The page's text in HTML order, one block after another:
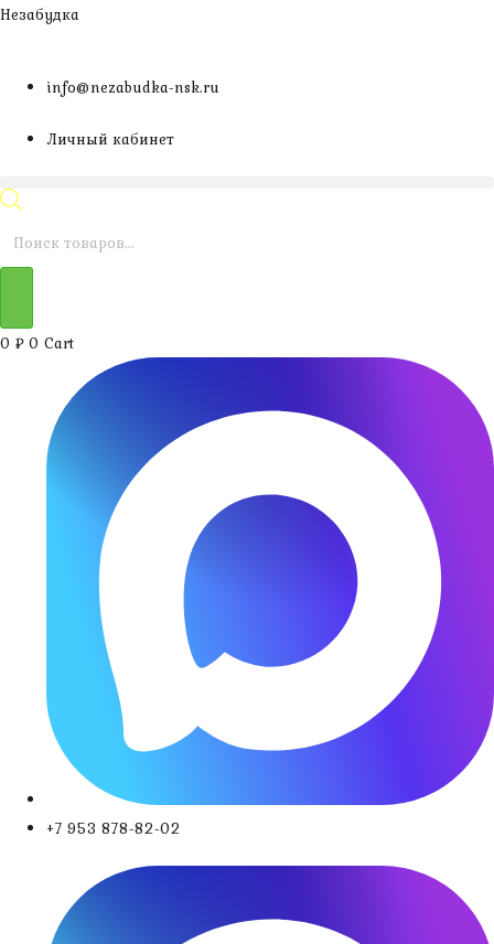
Перейти
Незабудка
info@nezabudka-nsk.ru
Личный кабинет
Поиск
0 ₽ 0 Cart
+7 953 878-82-02